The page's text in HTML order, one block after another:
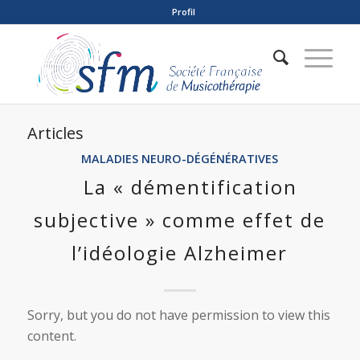
Profil
Articles
MALADIES NEURO-DÉGÉNÉRATIVES
La « démentification
subjective » comme effet de
l’idéologie Alzheimer
Sorry, but you do not have permission to view this
content.